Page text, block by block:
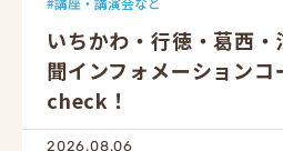
いちかわ・行徳・葛西
聞インフォメーションコ
check！
2026.08.06